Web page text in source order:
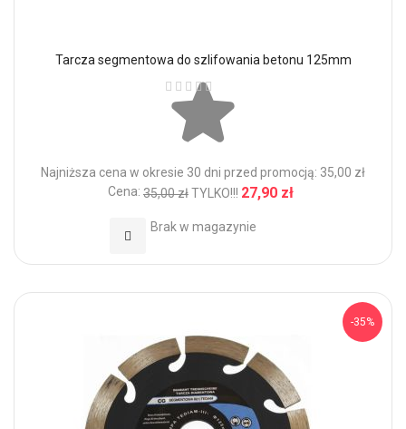
Tarcza segmentowa do szlifowania betonu 125mm
Ocena:
Najniższa cena w okresie 30 dni przed promocją: 35,00 zł
Cena: 35,00 złTYLKO!!! 27,90 zł
Brak w magazynie
Dodaj do Ulubionych
-35%